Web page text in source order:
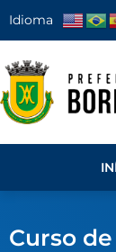
Idioma
Curso